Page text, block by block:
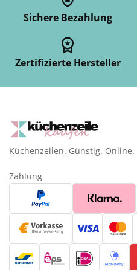
Sichere Bezahlung
Zertifizierte Hersteller
Küchenzeilen. Günstig. Online.
Zahlung